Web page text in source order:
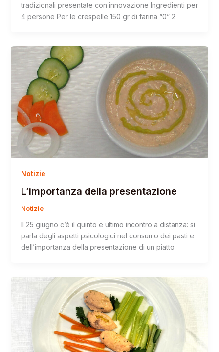
tradizionali presentate con innovazione Ingredienti per
4 persone Per le crespelle 150 gr di farina “0” 2
Notizie
L’importanza della presentazione
Notizie
Il 25 giugno c’è il quinto e ultimo incontro a distanza: si
parla degli aspetti psicologici nel consumo dei pasti e
dell’importanza della presentazione di un piatto